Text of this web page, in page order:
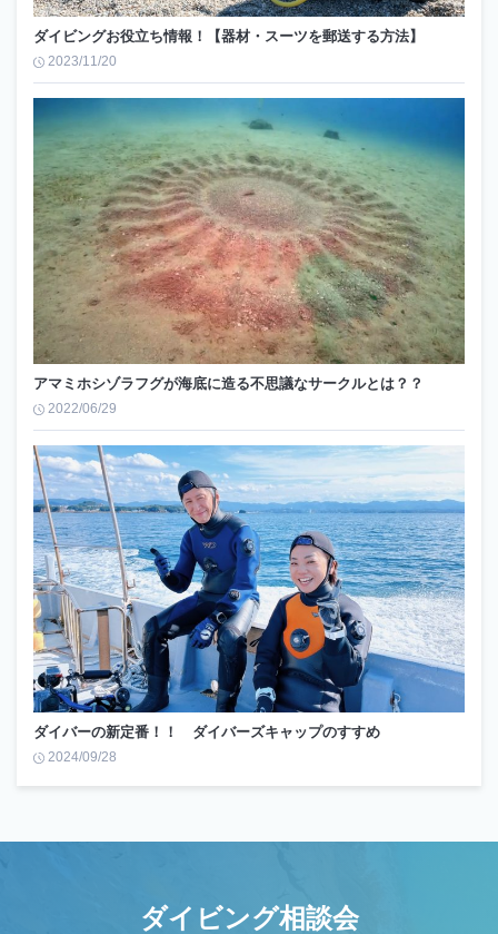
ダイビングお役立ち情報！【器材・スーツを郵送する方法】
2023/11/20
アマミホシゾラフグが海底に造る不思議なサークルとは？？
2022/06/29
ダイバーの新定番！！ ダイバーズキャップのすすめ
2024/09/28
ダイビング相談会